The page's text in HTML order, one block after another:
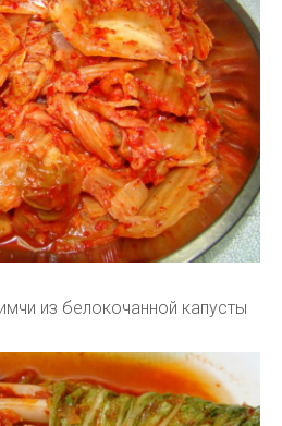
из белокочанной капусты